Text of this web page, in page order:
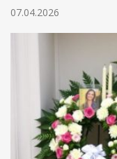
07.04.2026